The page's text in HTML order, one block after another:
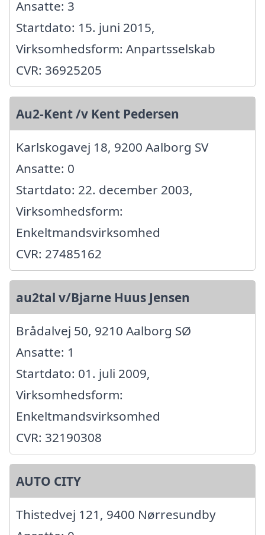
Ansatte: 3
Startdato: 15. juni 2015,
Virksomhedsform: Anpartsselskab
CVR: 36925205
Au2-Kent /v Kent Pedersen
Karlskogavej 18, 9200 Aalborg SV
Ansatte: 0
Startdato: 22. december 2003,
Virksomhedsform:
Enkeltmandsvirksomhed
CVR: 27485162
au2tal v/Bjarne Huus Jensen
Brådalvej 50, 9210 Aalborg SØ
Ansatte: 1
Startdato: 01. juli 2009,
Virksomhedsform:
Enkeltmandsvirksomhed
CVR: 32190308
AUTO CITY
Thistedvej 121, 9400 Nørresundby